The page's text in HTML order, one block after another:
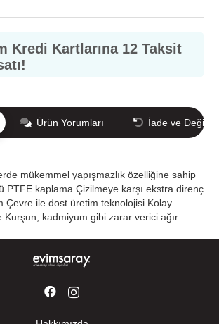
Kredi Kartlarına 12 Taksit
Ürün Yorumları İade ve Değişim
mükemmel yapışmazlık özelliğine sahip
PTFE kaplama Çizilmeye karşı ekstra direnç
Çevre ile dost üretim teknolojisi Kolay
Kurşun, kadmiyum gibi zarar verici ağır…